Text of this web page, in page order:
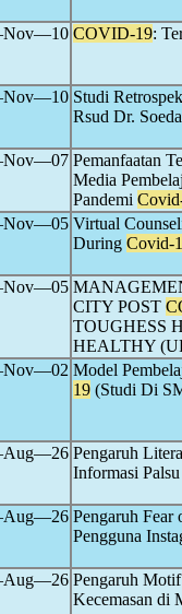
COVID-19:
Studi
Rsud Dr.
Pemanfaatan
Media
Pandemi
Virtual
During Covid-
CITY POST
TOUGHESS
HEALTHY
Model
19 (Studi Di
Pengaruh
Informasi
Pengaruh
Pengguna
Pengaruh
Kecemasan di